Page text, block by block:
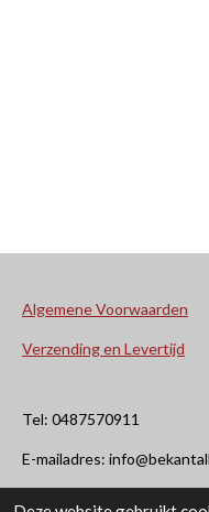
Algemene Voorwaarden
Verzending en Levertijd
Tel: 0487570911
E-mailadres: